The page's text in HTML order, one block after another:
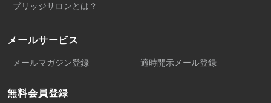
ブリッジサロンとは？
メールサービス
メールマガジン登録 適時開示メール登録
無料会員登録